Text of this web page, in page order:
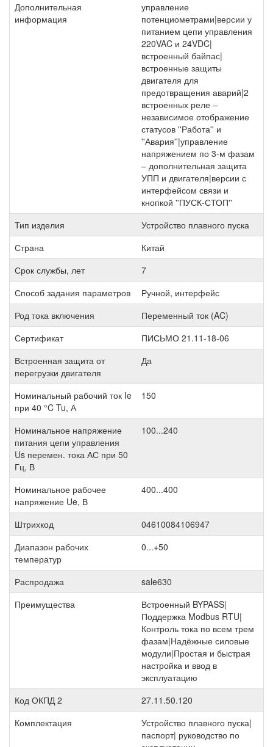
Дополнительная
информация
управление
потенциометрами|версии у
питанием цепи управления
220VAC и 24VDC|
встроенный байпас|
встроенные защиты
двигателя для
предотвращения аварий|2
встроенных реле –
независимое отображение
статусов ''Работа'' и
''Авария''|управление
напряжением по 3-м фазам
– дополнительная защита
УПП и двигателя|версии с
интерфейсом связи и
кнопкой ''ПУСК-СТОП''
Тип изделия
Устройство плавного пуска
Страна
Китай
Срок службы, лет
7
Способ задания параметров
Ручной, интерфейс
Род тока включения
Переменный ток (AC)
Сертификат
ПИСЬМО 21.11-18-06
Встроенная защита от
перегрузки двигателя
Да
Номинальный рабочий ток Ie
при 40 °C Tu, А
150
Номинальное напряжение
питания цепи управления
Us перемен. тока АС при 50
Гц, В
100...240
Номинальное рабочее
напряжение Ue, В
400...400
Штрихкод
04610084106947
Диапазон рабочих
температур
0...+50
Распродажа
sale630
Преимущества
Встроенный BYPASS|
Поддержка Modbus RTU|
Контроль тока по всем трем
фазам|Надёжные силовые
модули|Простая и быстрая
настройка и ввод в
эксплуатацию
Код ОКПД 2
27.11.50.120
Комплектация
Устройство плавного пуска|
паспорт| руководство по